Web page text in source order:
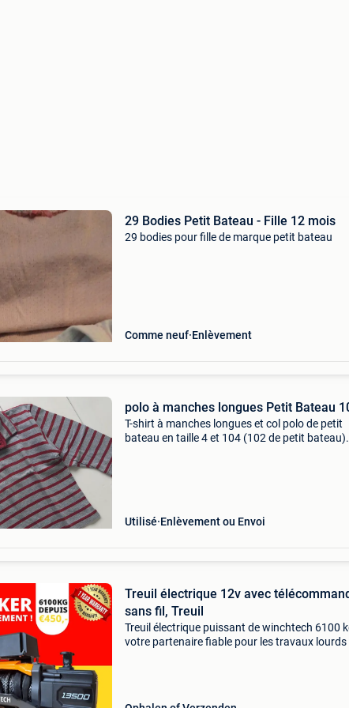
29 Bodies Petit Bateau - Fille 12 mois
29 bodies pour fille de marque petit bateau
Comme neuf Enlèvement
polo à manches longues Petit Bateau
T-shirt à manches longues et col polo de petit
bateau en taille 4 et 104 (102 de petit bateau)
Utilisé Enlèvement ou Envoi
Treuil électrique 12v avec
sans fil, Treuil
Treuil électrique puissant de winchtech 6100
votre partenaire fiable pour les travaux lourds